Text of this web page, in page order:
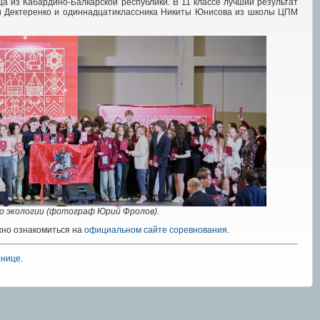
Кабардино-Балкарской республики. В 11 классе лучший результат
и одиннадцатиклассника Никиты Юнисова из школы ЦПМ
экологии (фотограф Юрий Фролов).
ознакомиться на официальном сайте соревнования.
.